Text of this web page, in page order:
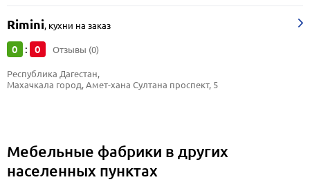
Rimini, кухни на заказ
0 : 0 Отзывы (0)
Республика Дагестан,
Махачкала город, Амет-хана Султана проспект, 5
Мебельные фабрики в других
населенных пунктах